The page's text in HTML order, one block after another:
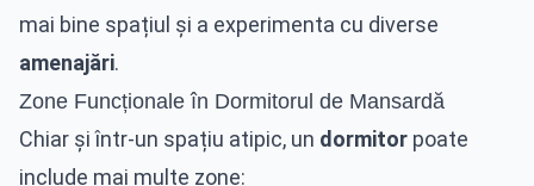
mai bine spațiul și a experimenta cu diverse
amenajări.
Zone Funcționale în Dormitorul de Mansardă
Chiar și într-un spațiu atipic, un dormitor poate
include mai multe zone: